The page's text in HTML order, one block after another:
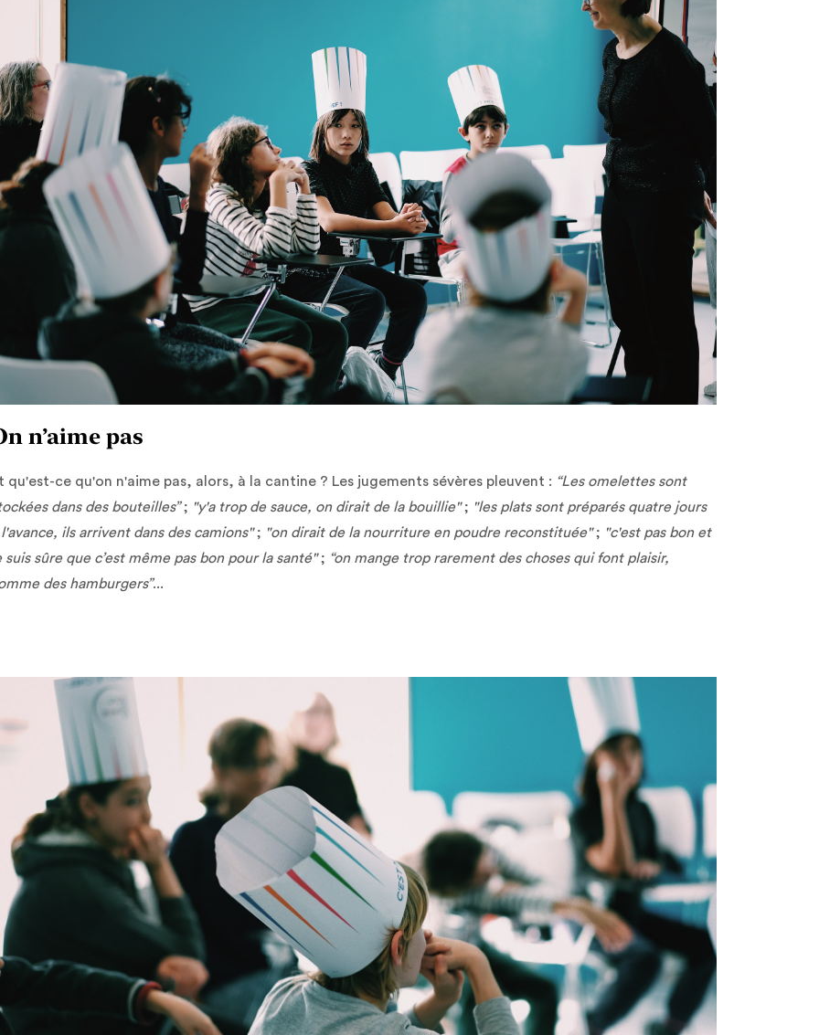
n’aime pas
qu'est-ce qu'on n'aime pas, alors, à la cantine ? Les jugements sévères pleuvent : “Les omelettes sont
dans des bouteilles”; "y'a trop de sauce, on dirait de la bouillie"; "les plats sont préparés quatre jours
ils arrivent dans des camions"; "on dirait de la nourriture en poudre reconstituée"; "c'est pas bon et
suis sûre que c’est même pas bon pour la santé"; “on mange trop rarement des choses qui font plaisir,
des hamburgers”...